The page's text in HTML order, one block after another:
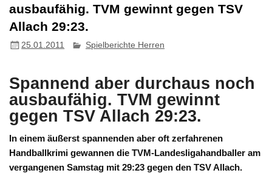
ausbaufähig. TVM gewinnt gegen TSV
Allach 29:23.
25.01.2011 Spielberichte Herren
Spannend aber durchaus noch
ausbaufähig. TVM gewinnt
gegen TSV Allach 29:23.
In einem äußerst spannenden aber oft zerfahrenen
Handballkrimi gewannen die TVM-Landesligahandballer am
vergangenen Samstag mit 29:23 gegen den TSV Allach.